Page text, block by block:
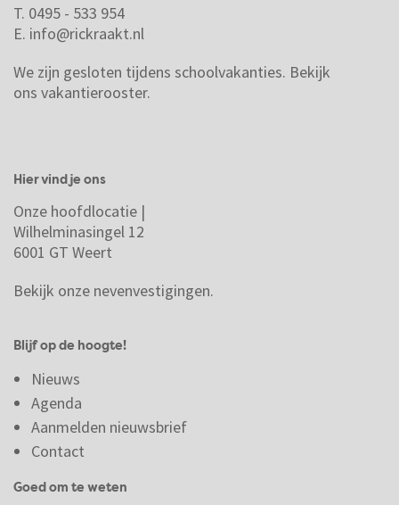
T. 0495 - 533 954
E. info@rickraakt.nl
We zijn gesloten tijdens schoolvakanties. Bekijk
ons vakantierooster.
Hier vind je ons
Onze hoofdlocatie |
Wilhelminasingel 12
6001 GT Weert
Bekijk onze nevenvestigingen.
Blijf op de hoogte!
Nieuws
Agenda
Aanmelden nieuwsbrief
Contact
Goed om te weten